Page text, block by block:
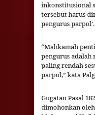
inkonstitusional
tersebut harus
pengurus parpol’.
“Mahkamah
pengurus adalah
paling rendah
parpol,” kata
Gugatan Pasal
dimohonkan